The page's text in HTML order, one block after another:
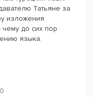
Татьяне за
изложения
чему до сих пор
языка.